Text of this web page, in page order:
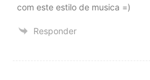
com este estilo de musica =)
Responder